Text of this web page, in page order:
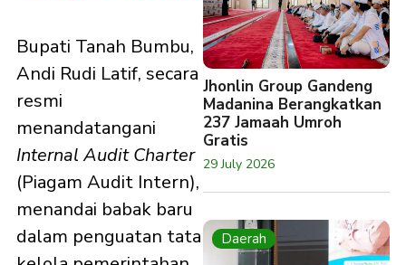
Bupati Tanah Bumbu,
Andi Rudi Latif, secara
resmi
menandatangani
Internal Audit Charter
(Piagam Audit Intern),
menandai babak baru
dalam penguatan tata
Jhonlin Group Gandeng
Madanina Berangkatkan
237 Jamaah Umroh
Gratis
29 July 2026
Daerah